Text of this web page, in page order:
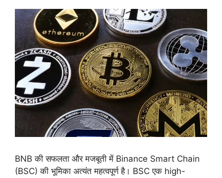
BNB की सफलता और मजबूती में Binance Smart Chain
(BSC) की भूमिका अत्यंत महत्वपूर्ण है। BSC एक high-